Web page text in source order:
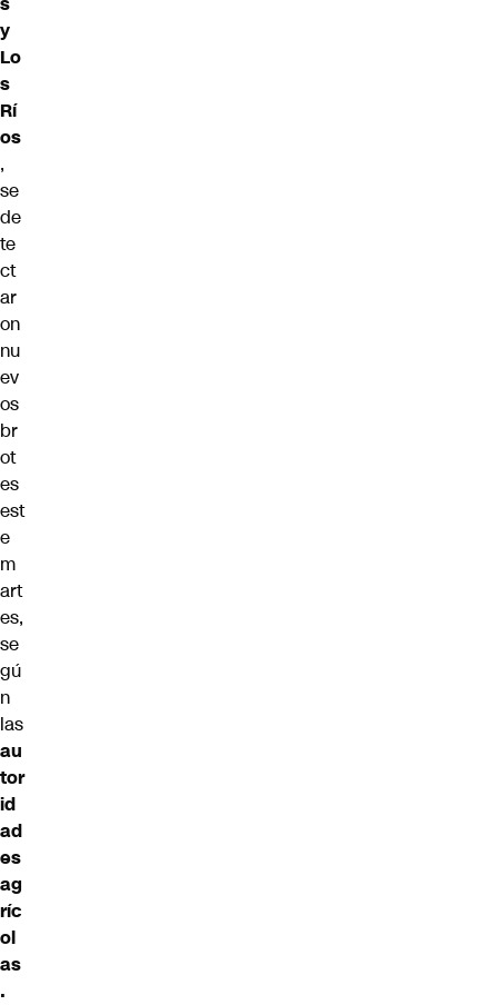
y
Lo
s
Rí
os
,
se
de
te
ct
ar
on
nu
ev
os
br
ot
es
est
e
m
art
es,
se
gú
n
las
au
tor
id
ad
es
ag
ríc
ol
as
.